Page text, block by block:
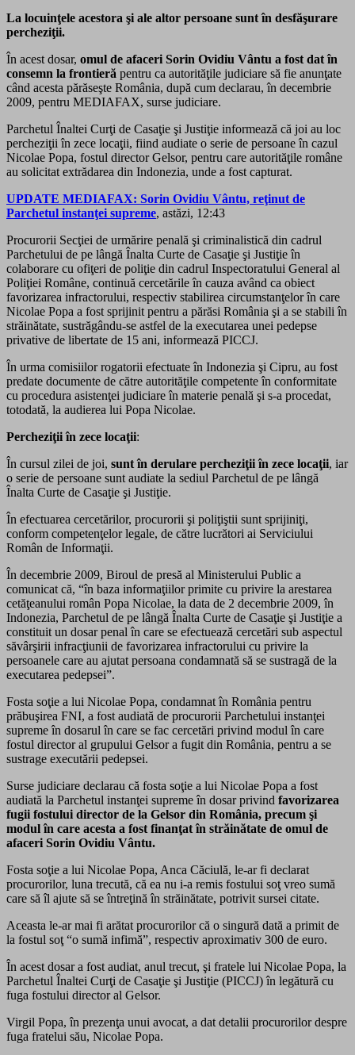
La locuinţele acestora şi ale altor persoane sunt în desfăşurare
percheziţii.
În acest dosar, omul de afaceri Sorin Ovidiu Vântu a fost dat în
consemn la frontieră pentru ca autorităţile judiciare să fie anunţate
când acesta părăseşte România, după cum declarau, în decembrie
2009, pentru MEDIAFAX, surse judiciare.
Parchetul Înaltei Curţi de Casaţie şi Justiţie informează că joi au loc
percheziţii în zece locaţii, fiind audiate o serie de persoane în cazul
Nicolae Popa, fostul director Gelsor, pentru care autorităţile române
au solicitat extrădarea din Indonezia, unde a fost capturat.
UPDATE MEDIAFAX: Sorin Ovidiu Vântu, reţinut de
Parchetul instanţei supreme, astăzi, 12:43
Procurorii Secţiei de urmărire penală şi criminalistică din cadrul
Parchetului de pe lângă Înalta Curte de Casaţie şi Justiţie în
colaborare cu ofiţeri de poliţie din cadrul Inspectoratului General al
Poliţiei Române, continuă cercetările în cauza având ca obiect
favorizarea infractorului, respectiv stabilirea circumstanţelor în care
Nicolae Popa a fost sprijinit pentru a părăsi România şi a se stabili în
străinătate, sustrăgându-se astfel de la executarea unei pedepse
privative de libertate de 15 ani, informează PICCJ.
În urma comisiilor rogatorii efectuate în Indonezia şi Cipru, au fost
predate documente de către autorităţile competente în conformitate
cu procedura asistenţei judiciare în materie penală şi s-a procedat,
totodată, la audierea lui Popa Nicolae.
Percheziţii în zece locaţii:
În cursul zilei de joi, sunt în derulare percheziţii în zece locaţii, iar
o serie de persoane sunt audiate la sediul Parchetul de pe lângă
Înalta Curte de Casaţie şi Justiţie.
În efectuarea cercetărilor, procurorii şi poliţiştii sunt sprijiniţi,
conform competenţelor legale, de către lucrători ai Serviciului
Român de Informaţii.
În decembrie 2009, Biroul de presă al Ministerului Public a
comunicat că, “în baza informaţiilor primite cu privire la arestarea
cetăţeanului român Popa Nicolae, la data de 2 decembrie 2009, în
Indonezia, Parchetul de pe lângă Înalta Curte de Casaţie şi Justiţie a
constituit un dosar penal în care se efectuează cercetări sub aspectul
săvârşirii infracţiunii de favorizarea infractorului cu privire la
persoanele care au ajutat persoana condamnată să se sustragă de la
executarea pedepsei”.
Fosta soţie a lui Nicolae Popa, condamnat în România pentru
prăbuşirea FNI, a fost audiată de procurorii Parchetului instanţei
supreme în dosarul în care se fac cercetări privind modul în care
fostul director al grupului Gelsor a fugit din România, pentru a se
sustrage executării pedepsei.
Surse judiciare declarau că fosta soţie a lui Nicolae Popa a fost
audiată la Parchetul instanţei supreme în dosar privind favorizarea
fugii fostului director de la Gelsor din România, precum şi
modul în care acesta a fost finanţat în străinătate de omul de
afaceri Sorin Ovidiu Vântu.
Fosta soţie a lui Nicolae Popa, Anca Căciulă, le-ar fi declarat
procurorilor, luna trecută, că ea nu i-a remis fostului soţ vreo sumă
care să îl ajute să se întreţină în străinătate, potrivit sursei citate.
Aceasta le-ar mai fi arătat procurorilor că o singură dată a primit de
la fostul soţ “o sumă infimă”, respectiv aproximativ 300 de euro.
În acest dosar a fost audiat, anul trecut, şi fratele lui Nicolae Popa, la
Parchetul Înaltei Curţi de Casaţie şi Justiţie (PICCJ) în legătură cu
fuga fostului director al Gelsor.
Virgil Popa, în prezenţa unui avocat, a dat detalii procurorilor despre
fuga fratelui său, Nicolae Popa.